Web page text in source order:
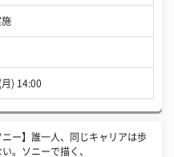
施
) 14:00
ニー】誰一人、同じキャリアは歩
い。ソニーで描く、